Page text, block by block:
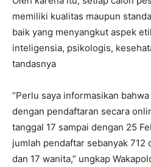
memiliki kualitas maupun
baik yang menyangkut aspek
inteligensia, psikologis,
tandasnya
“Perlu saya informasikan
dengan pendaftaran secara
tanggal 17 sampai dengan 25
jumlah pendaftar sebanyak
dan 17 wanita,” ungkap